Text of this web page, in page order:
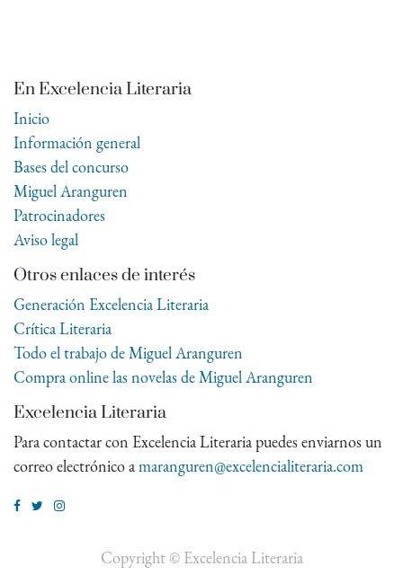
En Excelencia Literaria
Inicio
Información general
Bases del concurso
Miguel Aranguren
Patrocinadores
Aviso legal
Otros enlaces de interés
Generación Excelencia Literaria
Crítica Literaria
Todo el trabajo de Miguel Aranguren
Compra online las novelas de Miguel Aranguren
Excelencia Literaria
Para contactar con Excelencia Literaria puedes enviarnos un
correo electrónico amaranguren@excelencialiteraria.com
Copyright © Excelencia Literaria